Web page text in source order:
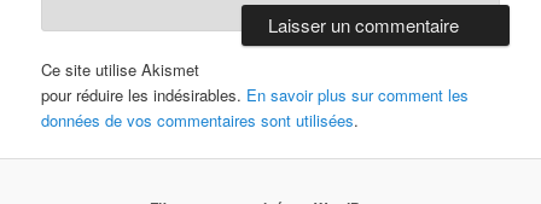
Ce site utilise Akismet
pour réduire les indésirables. En savoir plus sur comment les
données de vos commentaires sont utilisées.